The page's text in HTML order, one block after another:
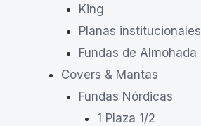
King
Planas institucionales
Fundas de Almohada
Covers & Mantas
Fundas Nórdicas
1 Plaza 1/2